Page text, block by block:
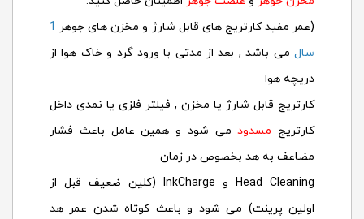
(عمر مفید کارتریج های قابل شارژ و مخزن های جوهر 1
سال می باشد , بعد از مدتی با ورود گرد و خاک هوا از
دریچه هوا
کارتریج قابل شارژ یا مخزن , فیلتر فلزی یا نمدی داخل
کارتریج مسدودمی شود و همین عامل باعث فشار
مضاعف به هد بخصوص در زمان
Head Cleaning و InkCharge (کلین ضعیف قبل از
اولین پرینت) می شود و باعث کوتاه شدن عمر هد